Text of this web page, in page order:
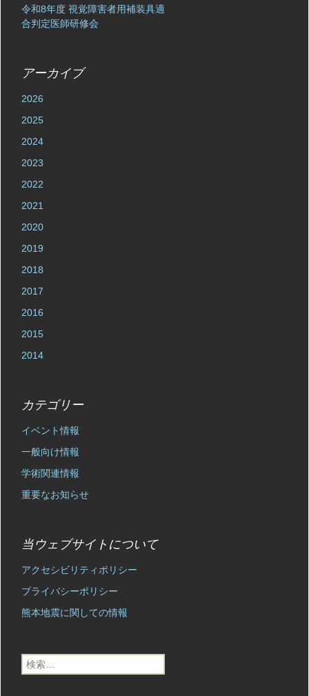
令和8年度 視覚障害者用補装具適
合判定医師研修会
アーカイブ
2026
2025
2024
2023
2022
2021
2020
2019
2018
2017
2016
2015
2014
カテゴリー
イベント情報
一般向け情報
学術関連情報
重要なお知らせ
当ウェブサイトについて
アクセシビリティポリシー
プライバシーポリシー
熊本地震に関しての情報
検
索: